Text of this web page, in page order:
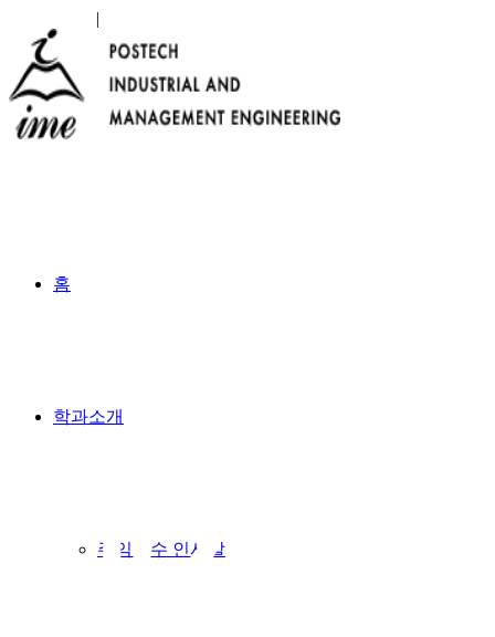
|
홈
학과소개
주임교수 인사말
게시판